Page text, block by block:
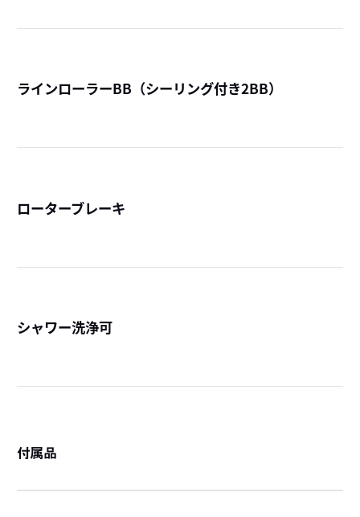
ラインローラーBB（シーリング付き2BB）
ローターブレーキ
シャワー洗浄可
付属品